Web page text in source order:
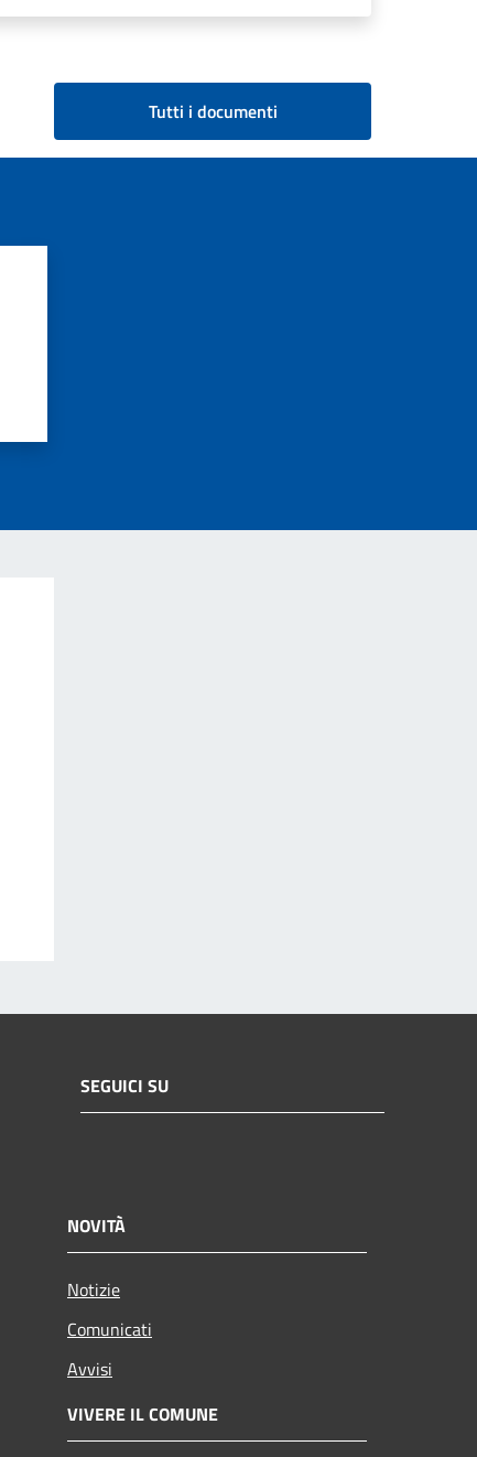
Tutti i documenti
SEGUICI SU
NOVITÀ
Notizie
Comunicati
Avvisi
VIVERE IL COMUNE